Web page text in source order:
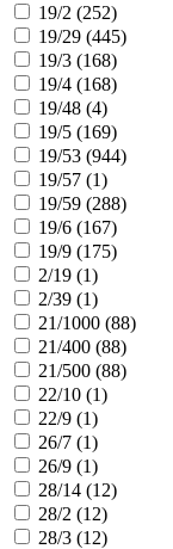
19/2 (252)
19/29 (445)
19/3 (168)
19/4 (168)
19/48 (4)
19/5 (169)
19/53 (944)
19/57 (1)
19/59 (288)
19/6 (167)
19/9 (175)
2/19 (1)
2/39 (1)
21/1000 (88)
21/400 (88)
21/500 (88)
22/10 (1)
22/9 (1)
26/7 (1)
26/9 (1)
28/14 (12)
28/2 (12)
28/3 (12)